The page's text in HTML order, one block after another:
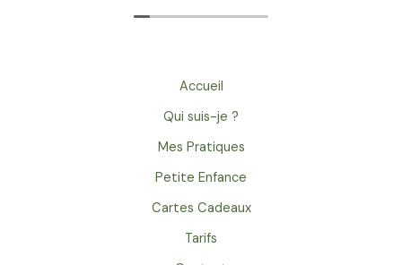
Accueil
Qui suis-je ?
Mes Pratiques
Petite Enfance
Cartes Cadeaux
Tarifs